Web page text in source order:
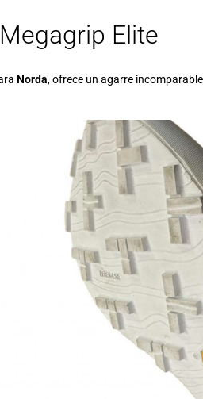
Elite
Norda, ofrece un agarre